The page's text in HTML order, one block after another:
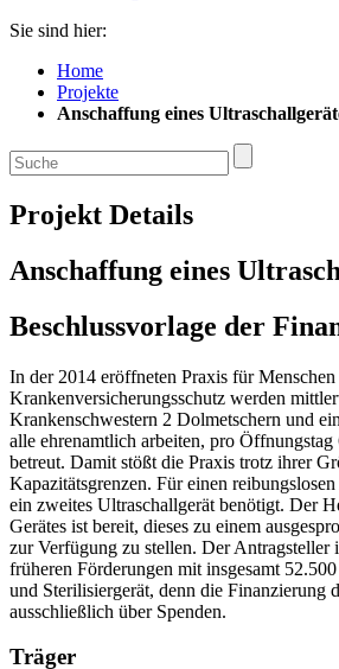
Sie sind hier:
Home
Projekte
Anschaffung eines
Projekt Details
Anschaffung eines
Beschlussvorlage der
In der 2014 eröffneten Praxis für Menschen
Krankenversicherungsschutz werden
Krankenschwestern 2 Dolmetschern und
alle ehrenamtlich arbeiten, pro Öffnungstag
betreut. Damit stößt die Praxis trotz ihrer
Kapazitätsgrenzen. Für einen
ein zweites Ultraschallgerät benötigt. Der
Gerätes ist bereit, dieses zu einem
zur Verfügung zu stellen. Der Antragsteller
früheren Förderungen mit insgesamt
und Sterilisiergerät, denn die Finanzierung
ausschließlich über Spenden.
Träger